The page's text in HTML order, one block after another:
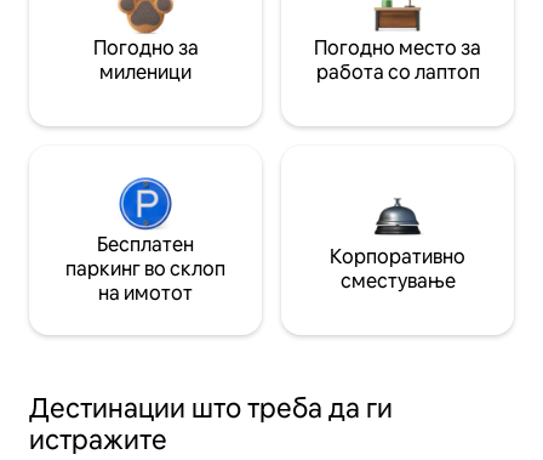
Погодно за
миленици
Погодно место за
работа со лаптоп
Бесплатен
паркинг во склоп
на имотот
Корпоративно
сместување
Дестинации што треба да ги
истражите